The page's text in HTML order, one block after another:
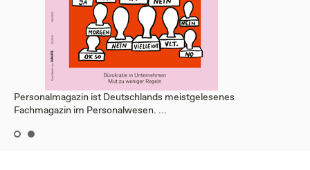
Personalmagazin ist Deutschlands meistgelesenes
Fachmagazin im Personalwesen. ...